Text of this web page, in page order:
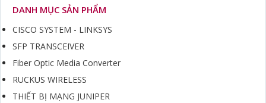
DANH MỤC SẢN PHẨM
CISCO SYSTEM - LINKSYS
SFP TRANSCEIVER
Fiber Optic Media Converter
RUCKUS WIRELESS
THIẾT BỊ MẠNG JUNIPER